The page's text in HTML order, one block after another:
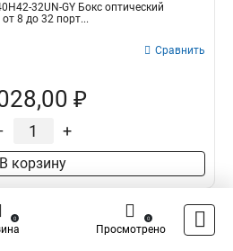
32UN-GY Бокс оптический
8 до 32 порт...
Сравнить
₽
+
В корзину
0
Просмотрено
0